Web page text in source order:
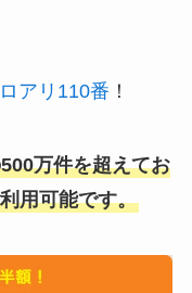
アリ110番 ！
万件を超えてお
用可能です。